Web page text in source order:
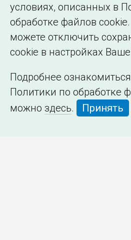
условиях, описанных в
обработке файлов
можете отключить
cookie в настройках
Подробнее
Политики по обработке
можно здесь. Принять